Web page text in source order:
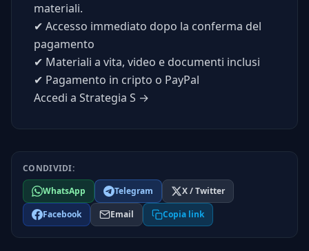
materiali.
✔ Accesso immediato dopo la conferma del
pagamento
✔ Materiali a vita, video e documenti inclusi
✔ Pagamento in cripto o PayPal
Accedi a Strategia S →
CONDIVIDI:
WhatsApp
Telegram
X / Twitter
Facebook
Email Copia link